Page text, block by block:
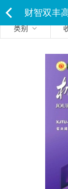
财智双丰
独家
类别